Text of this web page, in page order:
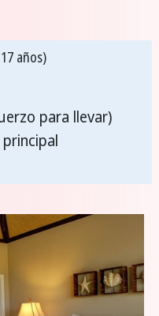
años)
para llevar)